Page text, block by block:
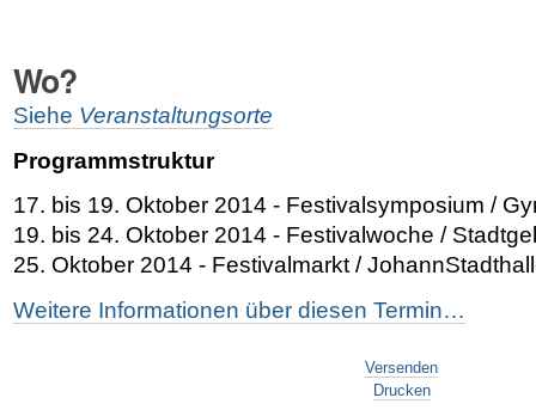
Wo?
Siehe Veranstaltungsorte
Programmstruktur
17. bis 19. Oktober 2014 - Festivalsymposium /
19. bis 24. Oktober 2014 - Festivalwoche /
25. Oktober 2014 - Festivalmarkt /
Weitere Informationen über diesen Termin…
Versenden
Drucken